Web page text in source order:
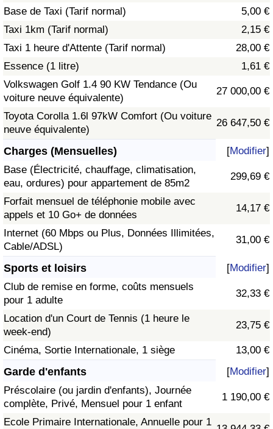
Base de Taxi (Tarif normal)
5,00 €
Taxi 1km (Tarif normal)
2,15 €
Taxi 1 heure d'Attente (Tarif normal)
28,00 €
Essence (1 litre)
1,61 €
Volkswagen Golf 1.4 90 KW Tendance (Ou
voiture neuve équivalente)
27 000,00 €
Toyota Corolla 1.6l 97kW Comfort (Ou voiture
neuve équivalente)
26 647,50 €
Charges (Mensuelles) [Modifier]
Base (Électricité, chauffage, climatisation,
eau, ordures) pour appartement de 85m2
299,69 €
Forfait mensuel de téléphonie mobile avec
appels et 10 Go+ de données
14,17 €
Internet (60 Mbps ou Plus, Données Illimitées,
Cable/ADSL)
31,00 €
Sports et loisirs [Modifier]
Club de remise en forme, coûts mensuels
pour 1 adulte
32,33 €
Location d'un Court de Tennis (1 heure le
week-end)
23,75 €
Cinéma, Sortie Internationale, 1 siège 13,00 €
Garde d'enfants [Modifier]
Préscolaire (ou jardin d'enfants), Journée
complète, Privé, Mensuel pour 1 enfant
1 190,00 €
Ecole Primaire Internationale, Annuelle pour 1